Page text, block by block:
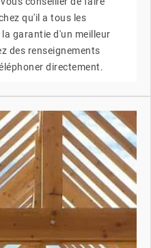
qu'il a tous les
garantie d'un meilleur
des renseignements
directement.